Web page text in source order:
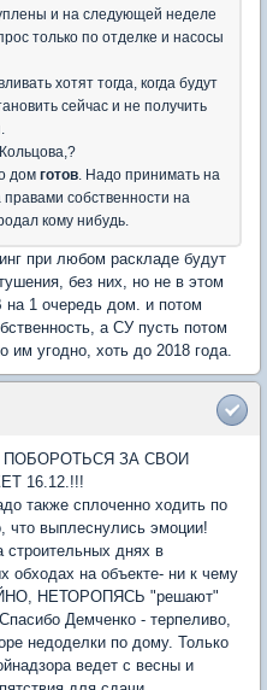
и на следующей неделе
только по отделке и насосы
хотят тогда, когда будут
сейчас и не получить
дом готов . Надо принимать на
собственности на
кому нибудь.
при любом раскладе будут
без них, но не в этом
1 очередь дом. и потом
а СУ пусть потом
им угодно, хоть до 2018 года.
ЗА СВОИ
16.12.!!!
также сплоченно ходить по
что выплеснулись эмоции!
строительных днях в
обходах на объекте- ни к чему
НЕТОРОПЯСЬ "решают"
Демченко - терпеливо,
недоделки по дому. Только
ведет с весны и